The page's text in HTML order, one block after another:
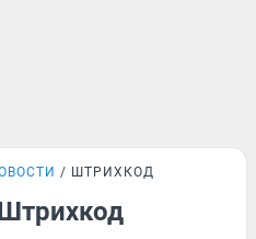
ШТРИХКОД